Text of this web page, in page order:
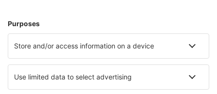
Hoteluri în Roma
Hoteluri în Napoli Hoteluri în Florenţa
Hoteluri în Malcesine Hoteluri în San Teodoro